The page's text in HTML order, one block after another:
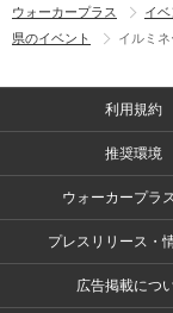
ウォーカープラス イベ
県のイベント
イルミ
利用規約
推奨環境
ウォーカープラ
プレスリリース・
広告掲載につ